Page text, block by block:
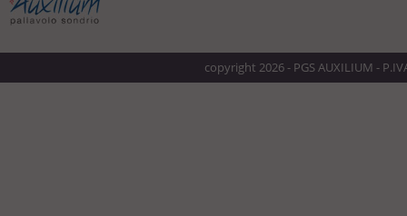
copyright 2026 - PGS AUXILIUM -